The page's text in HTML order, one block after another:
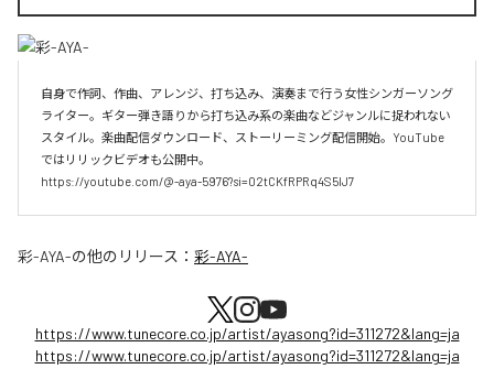
自身で作詞、作曲、アレンジ、打ち込み、演奏まで行う女性シンガーソング
ライター。ギター弾き語りから打ち込み系の楽曲などジャンルに捉われない
スタイル。楽曲配信ダウンロード、ストーリーミング配信開始。YouTube
ではリリックビデオも公開中。
https://youtube.com/@-aya-5976?si=02tCKfRPRq4S5lJ7
彩-AYA-の他のリリース： 彩-AYA-
https://www.tunecore.co.jp/artist/ayasong?id=311272&lang=ja
https://www.tunecore.co.jp/artist/ayasong?id=311272&lang=ja